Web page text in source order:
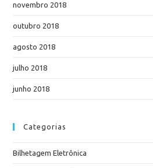
novembro 2018
outubro 2018
agosto 2018
julho 2018
junho 2018
Categorias
Bilhetagem Eletrônica